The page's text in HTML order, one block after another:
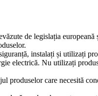
de legislația
instalați și utilizați
electrică. Nu utilizați
care necesită